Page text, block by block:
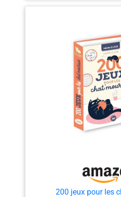
griffage autonome ou en
tapisserie et aide à réduire le
meubles. ÉCOLOGIQUE ET
matières premières naturelles
à placer et simple à
200 jeux pour les